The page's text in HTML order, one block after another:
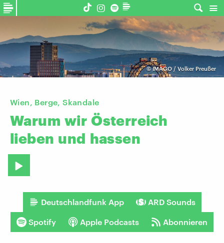
©IMAGO / Volker Preußer
Wien, Berge, Skandale
Warum wir Österreich
lieben und hassen
Deutschlandfunk App ARD Sounds
Spotify Apple Podcasts Abonnieren